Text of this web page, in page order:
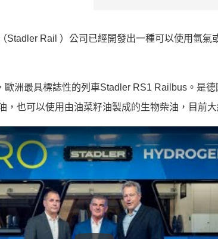
Stadler Rail ）公司已經開發出一種可以使用氫氣
洲最具標誌性的列車Stadler RS1 Railbus。是
，也可以使用由油菜籽油製成的生物柴油，目前